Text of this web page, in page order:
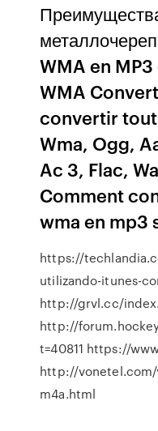
WMA en
WMA
convertir
Wma, Ogg,
Ac 3, Flac,
Comment
wma en mp3
https://
utilizando-itunes-
http://grvl.cc/
http://
t=40811 https://
http://
m4a.html